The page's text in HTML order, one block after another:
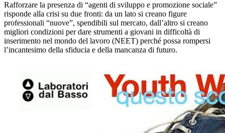
Rafforzare la presenza di “agenti di sviluppo e promozione sociale”
risponde alla crisi su due fronti: da un lato si creano figure
professionali “nuove”, spendibili sul mercato, dall’altro si creano
migliori condizioni per dare strumenti a giovani in difficoltà di
inserimento nel mondo del lavoro (NEET) perché possa rompersi
l’incantesimo della sfiducia e della mancanza di futuro.